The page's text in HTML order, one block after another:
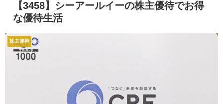
【3458】シーアールイーの株主優待でお得
な優待生活
株主優待